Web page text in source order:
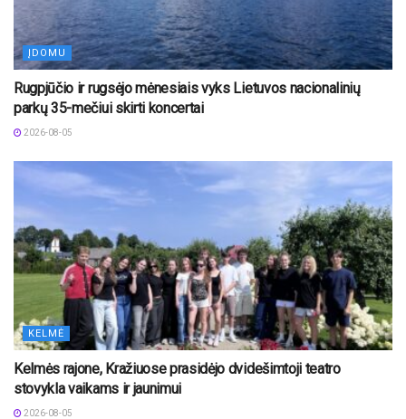
ĮDOMU
Rugpjūčio ir rugsėjo mėnesiais vyks Lietuvos nacionalinių
parkų 35-mečiui skirti koncertai
2026-08-05
KELMĖ
Kelmės rajone, Kražiuose prasidėjo dvidešimtoji teatro
stovykla vaikams ir jaunimui
2026-08-05